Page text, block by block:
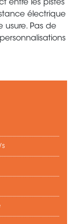
entre les pistes
électrique
usure. Pas de
s